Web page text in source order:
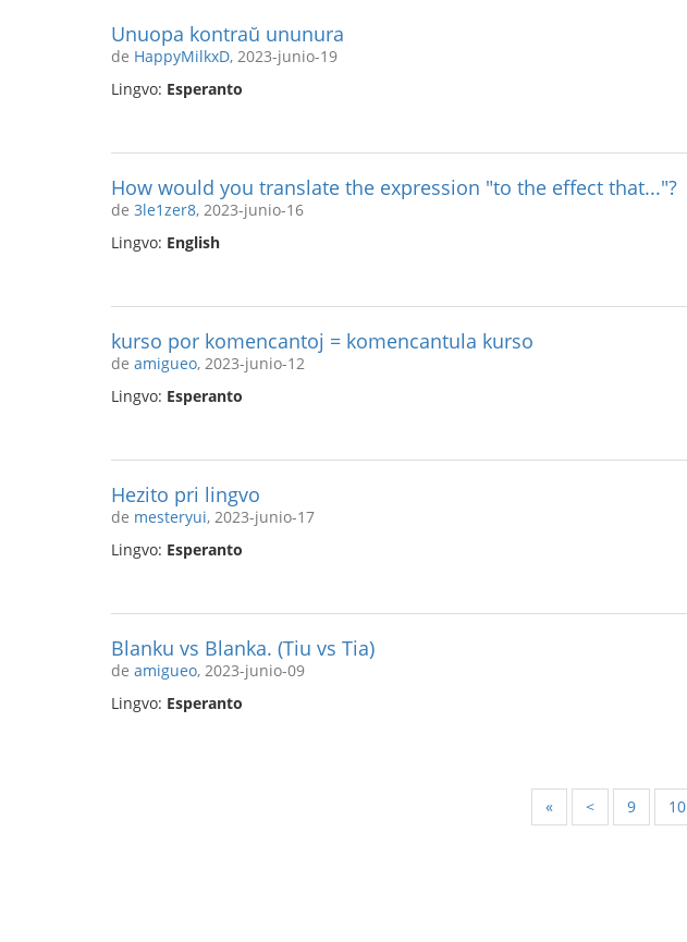
Unuopa kontraŭ ununura
de HappyMilkxD, 2023-junio-19
Lingvo: Esperanto
How would you translate the expression "to the effect that..."?
de 3le1zer8, 2023-junio-16
Lingvo: English
kurso por komencantoj = komencantula kurso
de amigueo, 2023-junio-12
Lingvo: Esperanto
Hezito pri lingvo
de mesteryui, 2023-junio-17
Lingvo: Esperanto
Blanku vs Blanka. (Tiu vs Tia)
de amigueo, 2023-junio-09
Lingvo: Esperanto
« < 9 10